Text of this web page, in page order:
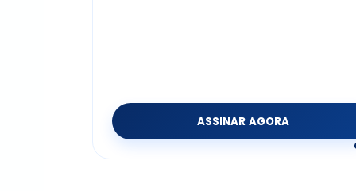
ASSINAR AGORA